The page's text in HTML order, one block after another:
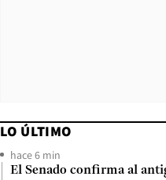
LO ÚLTIMO
hace 6 min
El Senado confirma al